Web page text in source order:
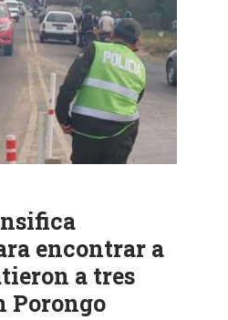
encontrar a
a tres
Porongo